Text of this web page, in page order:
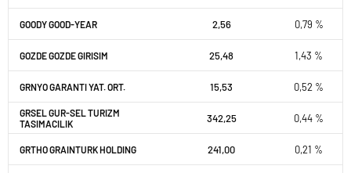
GOODY GOOD-YEAR 2,56 0,79 %
GOZDE GOZDE GIRISIM 25,48 1,43 %
GRNYO GARANTI YAT. ORT. 15,53 0,52 %
GRSEL GUR-SEL TURIZM
TASIMACILIK
342,25 0,44 %
GRTHO GRAINTURK HOLDING 241,00 0,21 %